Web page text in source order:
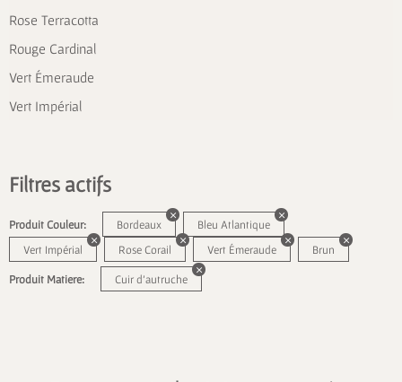
Rose Terracotta
Rouge Cardinal
Vert Émeraude
Vert Impérial
Filtres actifs
Produit Couleur: Bordeaux
Bleu Atlantique
Vert Impérial
Rose Corail Vert Émeraude Brun
Produit Matiere: Cuir d'autruche